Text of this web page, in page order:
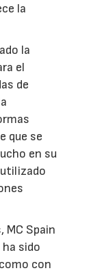
la
la
el
de
que se
en su
MC Spain
sido
con